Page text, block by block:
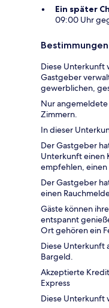
Ein später
09:00 Uhr
Bestimmungen
Diese Unterkunft
Gastgeber
gewerblichen,
Nur
Zimmern.
In dieser
Der Gastgeber
Unterkunft einen
empfehlen,
Der Gastgeber
einen
Gäste können
entspannt
Ort gehören ein
Diese Unterkunft
Bargeld.
Akzeptierte
Express
Diese Unterkunft